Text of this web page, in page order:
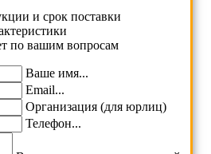
и срок поставки
по вашим вопросам
Ваше имя...
Email...
Организация (для юрлиц)
Телефон...